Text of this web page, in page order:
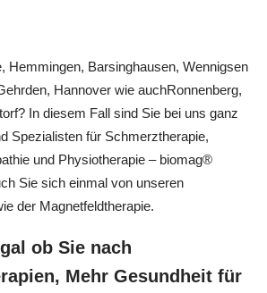
Hemmingen, Barsinghausen, Wennigsen
Hannover wie auchRonnenberg,
In diesem Fall sind Sie bei uns ganz
Spezialisten für Schmerztherapie,
und Physiotherapie – biomag®
Sie sich einmal von unseren
der Magnetfeldtherapie.
ob Sie nach
Mehr Gesundheit für